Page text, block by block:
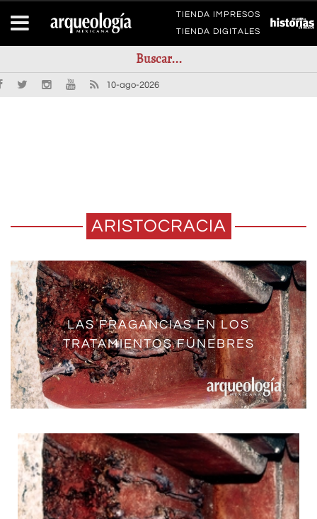
TIENDA IMPRESOS
TIENDA DIGITALES
10-ago-2026
ARISTOCRACIA
LAS FRAGANCIAS EN LOS
TRATAMIENTOS FÚNEBRES
ENFERMEDADES DE LA VEJEZ
MAYA